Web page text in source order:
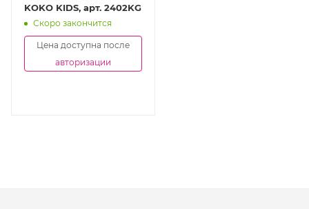
KOKO KIDS, арт. 2402KG
Скоро закончится
Цена доступна после
авторизации